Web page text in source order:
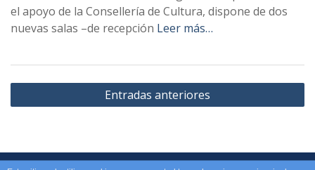
el apoyo de la Consellería de Cultura, dispone de dos
nuevas salas –de recepción Leer más…
Navegación
de
Entradas anteriores